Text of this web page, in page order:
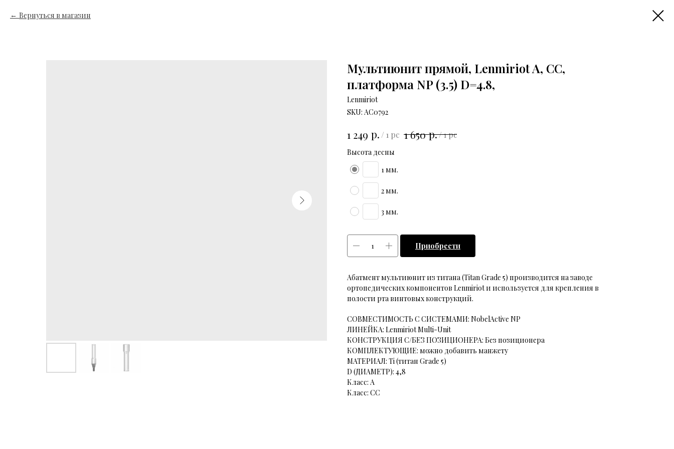
Вернуться в магазин
Мультиюнит прямой, Lenmiriot A, CC,
платформа NP (3.5) D=4.8,
Lenmiriot
SKU: АС0792
1 249 р./1 pc 1 650 р./1 pc
Высота десны
1 мм.
2 мм.
3 мм.
Приобрести
Абатмент мультиюнит из титана (Titan Grade 5) производится на заводе
ортопедических компонентов Lenmiriot и используется для крепления в
полости рта винтовых конструкций.
СОВМЕСТИМОСТЬ С СИСТЕМАМИ: NobelActive NP
ЛИНЕЙКА: Lenmiriot Multi-Unit
КОНСТРУКЦИЯ С/БЕЗ ПОЗИЦИОНЕРА: Без позиционера
КОМПЛЕКТУЮЩИЕ: можно добавить манжету
МАТЕРИАЛ: Ti (титан Grade 5)
D (ДИАМЕТР): 4,8
Класс: A
Класс: CC